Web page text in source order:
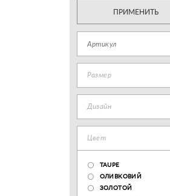
ПРИМЕНИТЬ
Размер
Дизайн
Цвет
TAUPE
ОЛИВКОВИЙ
ЗОЛОТОЙ